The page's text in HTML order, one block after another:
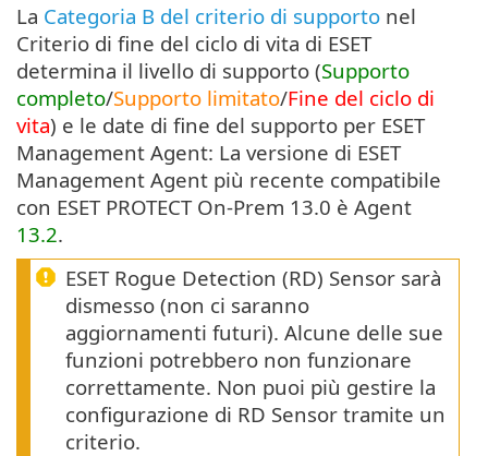
La Categoria B del criterio di supporto nel
Criterio di fine del ciclo di vita di ESET
determina il livello di supporto (Supporto
completo/Supporto limitato/Fine del ciclo di
vita) e le date di fine del supporto per ESET
Management Agent: La versione di ESET
Management Agent più recente compatibile
con ESET PROTECT On-Prem 13.0 è Agent
13.2.
ESET Rogue Detection (RD) Sensor sarà
dismesso (non ci saranno
aggiornamenti futuri). Alcune delle sue
funzioni potrebbero non funzionare
correttamente. Non puoi più gestire la
configurazione di RD Sensor tramite un
criterio.